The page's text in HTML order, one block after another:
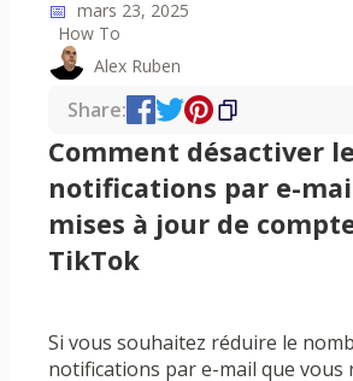
📅 mars 23, 2025
How To
Alex Ruben
Share:
Comment désactiver
notifications par e-
mises à jour de
TikTok
Si vous souhaitez réduire le
notifications par e-mail que vous